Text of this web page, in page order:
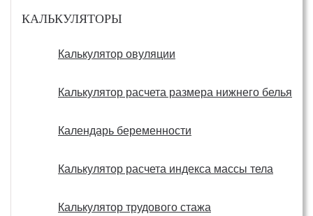
КАЛЬКУЛЯТОРЫ
Калькулятор овуляции
Калькулятор расчета размера нижнего белья
Календарь беременности
Калькулятор расчета индекса массы тела
Калькулятор трудового стажа